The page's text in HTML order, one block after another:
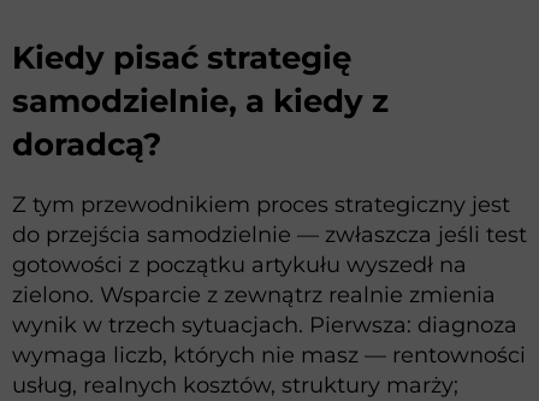
Kiedy pisać strategię
samodzielnie, a kiedy z
doradcą?
Z tym przewodnikiem proces strategiczny jest
do przejścia samodzielnie — zwłaszcza jeśli test
gotowości z początku artykułu wyszedł na
zielono. Wsparcie z zewnątrz realnie zmienia
wynik w trzech sytuacjach. Pierwsza: diagnoza
wymaga liczb, których nie masz — rentowności
usług, realnych kosztów, struktury marży;